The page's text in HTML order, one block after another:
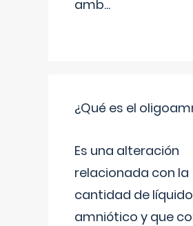
amb...
¿Qué es el
Es una alteración
relacionada con la
cantidad de líquido
amniótico y que